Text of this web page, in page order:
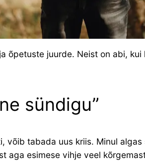
õpetuste juurde. Neist on abi,
sündigu”
võib tabada uus kriis. Minul
aga esimese vihje veel